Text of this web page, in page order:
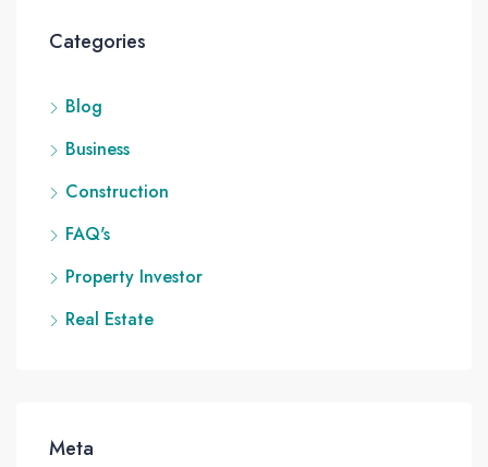
Categories
Blog
Business
Construction
FAQ's
Property Investor
Real Estate
Meta